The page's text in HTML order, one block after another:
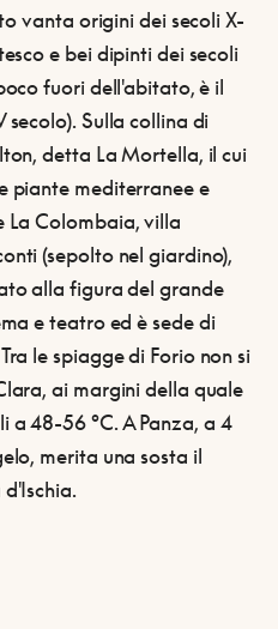
vanta origini dei secoli X-
e bei dipinti dei secoli
fuori dell'abitato, è il
secolo). Sulla collina di
detta La Mortella, il cui
piante mediterranee e
Colombaia, villa
(sepolto nel giardino),
alla figura del grande
e teatro ed è sede di
le spiagge di Forio non si
ai margini della quale
48-56 °C. A Panza, a 4
merita una sosta il